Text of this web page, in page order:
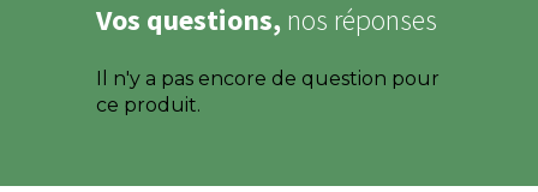
Vos questions, nos réponses
Il n'y a pas encore de question pour
ce produit.